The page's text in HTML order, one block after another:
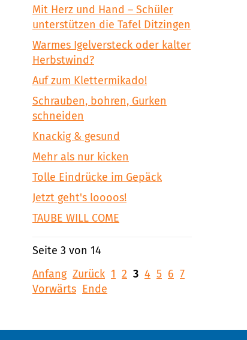
Mit Herz und Hand – Schüler
unterstützen die Tafel Ditzingen
Warmes Igelversteck oder kalter
Herbstwind?
Auf zum Klettermikado!
Schrauben, bohren, Gurken
schneiden
Knackig & gesund
Mehr als nur kicken
Tolle Eindrücke im Gepäck
Jetzt geht's loooos!
TAUBE WILL COME
Seite 3 von 14
Anfang Zurück 1 2 3 4 5 6 7
Vorwärts Ende